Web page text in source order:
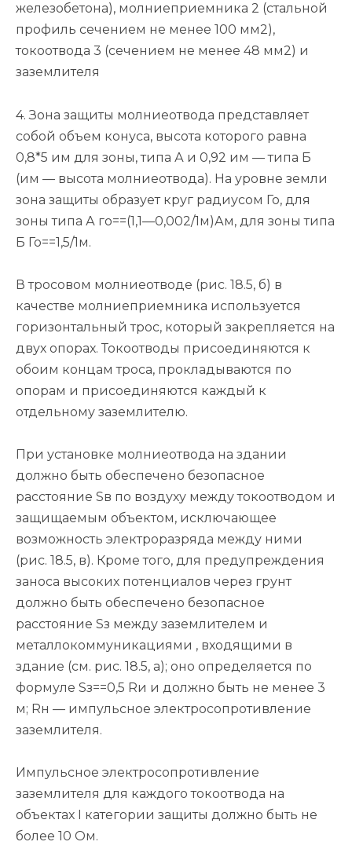
железобетона), молниеприемника 2 (стальной
профиль сечением не менее 100 мм2),
токоотвода 3 (сечением не менее 48 мм2) и
заземлителя
4. Зона защиты молниеотвода представляет
собой объем конуса, высота которого равна
0,8*5 им для зоны, типа А и 0,92 им — типа Б
(им — высота молниеотвода). На уровне земли
зона защиты образует круг радиусом Го, для
зоны типа А го==(1,1—0,002/1м)Ам, для зоны типа
Б Го==1,5/1м.
В тросовом молниеотводе (рис. 18.5, б) в
качестве молниеприемника используется
горизонтальный трос, который закрепляется на
двух опорах. Токоотводы присоединяются к
обоим концам троса, прокладываются по
опорам и присоединяются каждый к
отдельному заземлителю.
При установке молниеотвода на здании
должно быть обеспечено безопасное
расстояние Sв по воздуху между токоотводом и
защищаемым объектом, исключающее
возможность электроразряда между ними
(рис. 18.5, в). Кроме того, для предупреждения
заноса высоких потенциалов через грунт
должно быть обеспечено безопасное
расстояние Sз между заземлителем и
металлокоммуникациями , входящими в
здание (см. рис. 18.5, а); оно определяется по
формуле Sз==0,5 Rи и должно быть не менее 3
м; Rн — импульсное электросопротивление
заземлителя.
Импульсное электросопротивление
заземлителя для каждого токоотвода на
объектах I категории защиты должно быть не
более 10 Ом.